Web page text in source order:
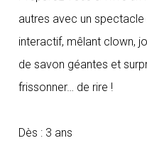
autres avec un
interactif, mêlant clown,
de savon géantes et
frissonner… de rire !
Dès : 3 ans